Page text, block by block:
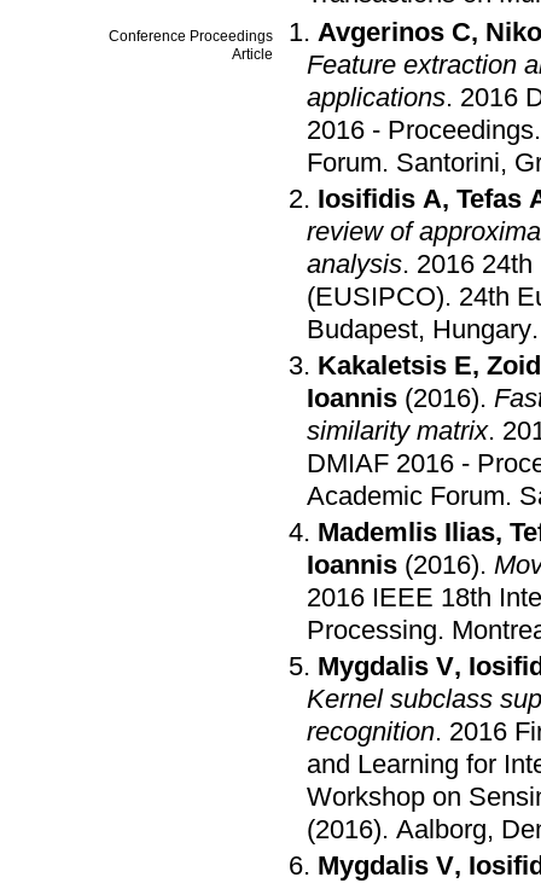
Conference Proceedings
Article
Avgerinos C,
Feature extraction
applications. 2016
2016 - Proceedings
Forum. Santorini,
Iosifidis A, Tefas
review of
analysis. 2016
(EUSIPCO). 24th
Budapest, Hungary
Kakaletsis E,
Ioannis (2016).
similarity matrix.
DMIAF 2016 -
Academic Forum.
Mademlis Ilias,
Ioannis (2016).
2016 IEEE 18th
Processing.
Mygdalis V,
Kernel subclass
recognition. 2016
and Learning for
Workshop on
(2016). Aalborg,
Mygdalis V,